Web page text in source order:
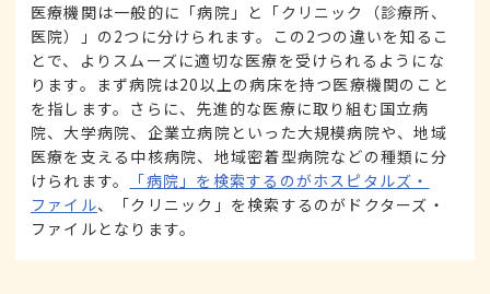
医療機関は一般的に「病院」と「クリニック（診療所、
医院）」の2つに分けられます。この2つの違いを知るこ
とで、よりスムーズに適切な医療を受けられるようにな
ります。まず病院は20以上の病床を持つ医療機関のこと
を指します。さらに、先進的な医療に取り組む国立病
院、大学病院、企業立病院といった大規模病院や、地域
医療を支える中核病院、地域密着型病院などの種類に分
けられます。
「病院」を検索するのがホスピタルズ・
ファイル、「クリニック」を検索するのがドクターズ・
ファイルとなります。